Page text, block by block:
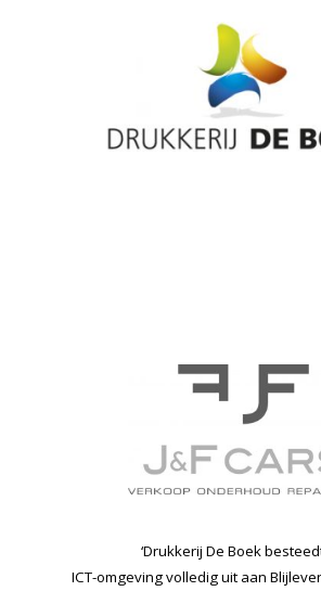
‘Drukkerij De Boek
ICT-omgeving volledig uit aan